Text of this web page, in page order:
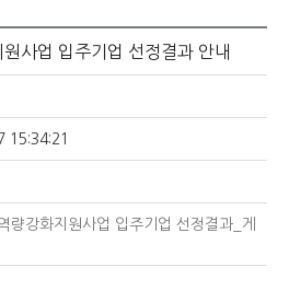
사업 입주기업 선정결과 안내
15:34:21
량강화지원사업 입주기업 선정결과_게